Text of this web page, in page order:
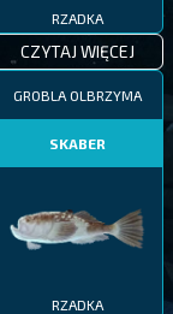
RZADKA
CZYTAJ WIĘCEJ
GROBLA OLBRZYMA
SKABER
RZADKA